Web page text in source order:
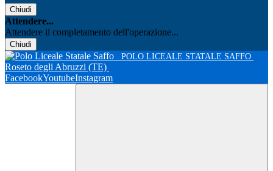
Chiudi
Attendere...
Attendere il completamento dell'operazione...
Chiudi
POLO LICEALE STATALE SAFFO
Roseto degli Abruzzi (TE)
FacebookYoutubeInstagram